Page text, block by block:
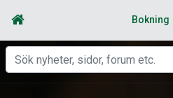
Bokning